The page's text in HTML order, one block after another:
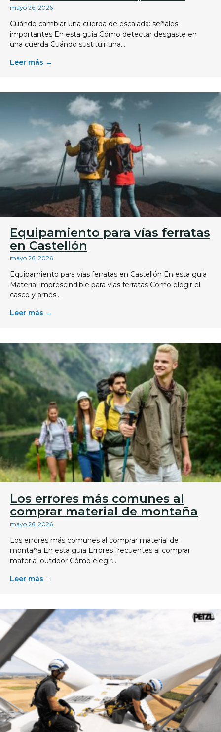
mayo 26, 2026
Cuándo cambiar una cuerda de escalada: señales
importantes En esta guia Cómo detectar desgaste en
una cuerda Cuándo sustituir una...
Leer más →
Equipamiento para vías ferratas
en Castellón
mayo 26, 2026
Equipamiento para vías ferratas en Castellón En esta guia
Material imprescindible para vías ferratas Cómo elegir el
casco y arnés...
Leer más →
Los errores más comunes al
comprar material de montaña
mayo 26, 2026
Los errores más comunes al comprar material de
montaña En esta guia Errores frecuentes al comprar
material outdoor Cómo elegir...
Leer más →